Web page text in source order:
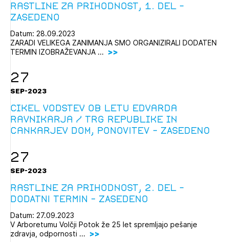
Rastline za prihodnost, 1. del -
ZASEDENO
Datum: 28.09.2023
ZARADI VELIKEGA ZANIMANJA SMO ORGANIZIRALI DODATEN
TERMIN IZOBRAŽEVANJA ...
27
SEP-2023
Cikel vodstev ob letu Edvarda
Ravnikarja / Trg republike in
Cankarjev dom, PONOVITEV - ZASEDENO
27
SEP-2023
Rastline za prihodnost, 2. del -
DODATNI TERMIN - ZASEDENO
Datum: 27.09.2023
V Arboretumu Volčji Potok že 25 let spremljajo pešanje
zdravja, odpornosti ...